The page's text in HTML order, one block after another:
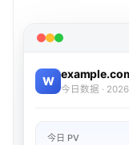
W
今日数据 ·
今日 PV